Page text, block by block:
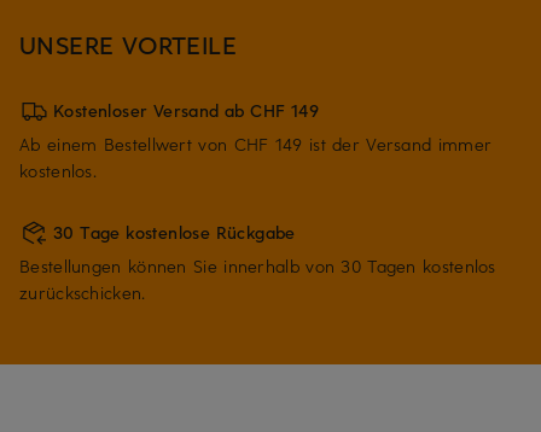
UNSERE VORTEILE
Kostenloser Versand ab CHF 149
Ab einem Bestellwert von CHF 149 ist der Versand immer
kostenlos.
30 Tage kostenlose Rückgabe
Bestellungen können Sie innerhalb von 30 Tagen kostenlos
zurückschicken.